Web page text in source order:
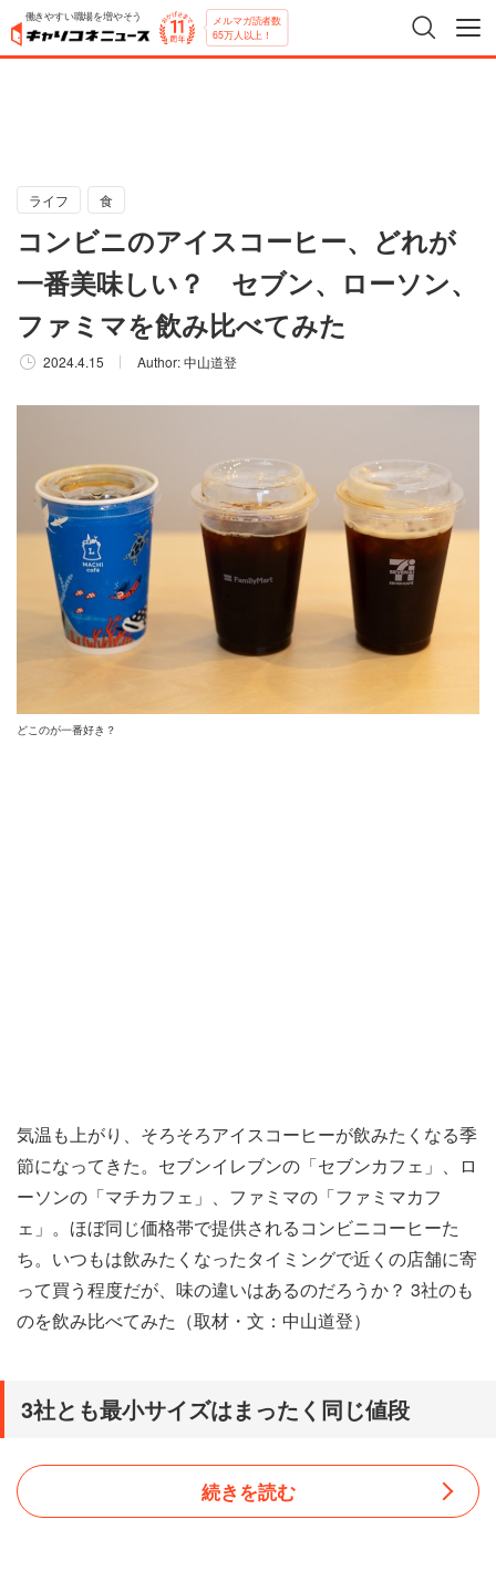
働きやすい職場を増やそう メルマガ読者数
65万人以上！
ライフ 食
コンビニのアイスコーヒー、どれが
一番美味しい？ セブン、ローソン、
ファミマを飲み比べてみた
2024.4.15 Author:中山道登
どこのが一番好き？
気温も上がり、そろそろアイスコーヒーが飲みたくなる季
節になってきた。セブンイレブンの「セブンカフェ」、ロ
ーソンの「マチカフェ」、ファミマの「ファミマカフ
ェ」。ほぼ同じ価格帯で提供されるコンビニコーヒーた
ち。いつもは飲みたくなったタイミングで近くの店舗に寄
って買う程度だが、味の違いはあるのだろうか？ 3社のも
のを飲み比べてみた（取材・文：中山道登）
3社とも最小サイズはまったく同じ値段
続きを読む